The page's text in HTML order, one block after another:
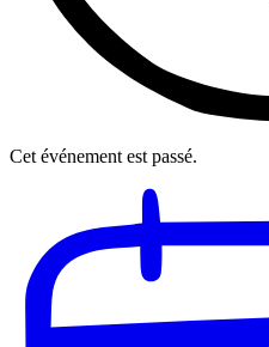
Cet événement est passé.